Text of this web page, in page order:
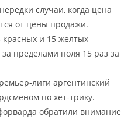
случаи, когда цена
от цены продажи.
и 15 желтых
пределами поля 15 раз за
лиги аргентинский
по хет-трику.
обратили внимание